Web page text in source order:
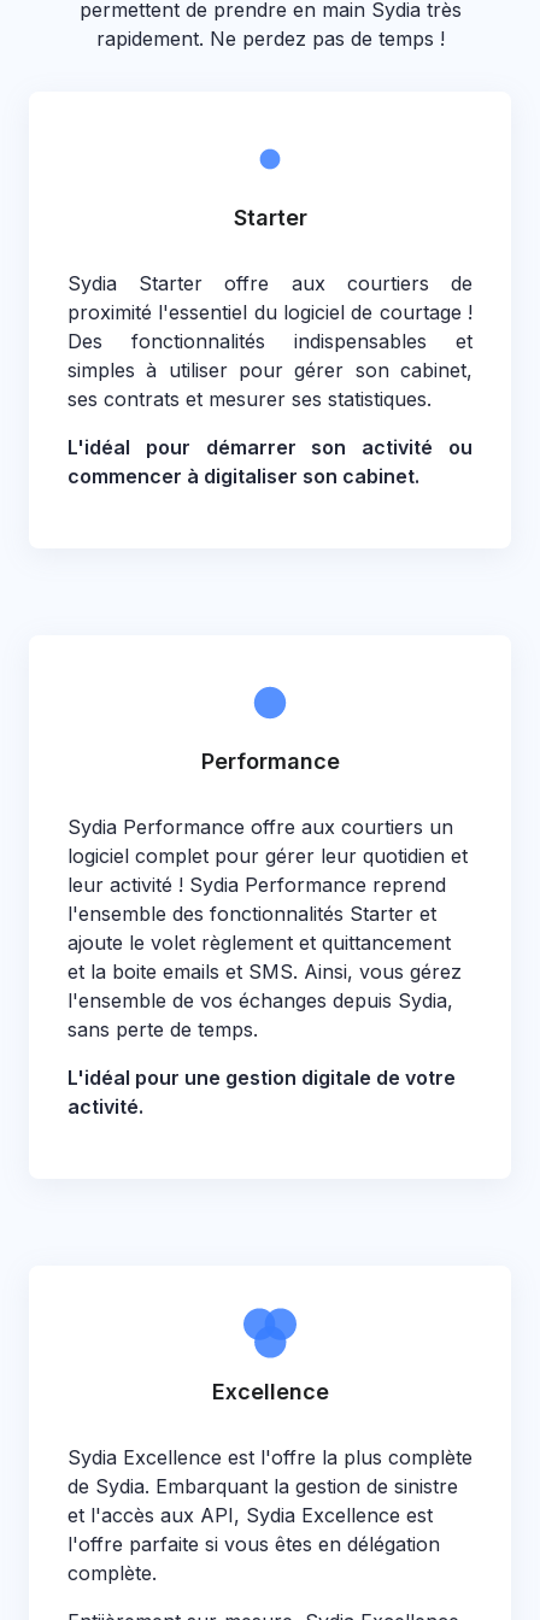
permettent de prendre en main Sydia très
rapidement. Ne perdez pas de temps !
Starter
Sydia Starter offre aux courtiers de
proximité l'essentiel du logiciel de courtage !
Des fonctionnalités indispensables et
simples à utiliser pour gérer son cabinet,
ses contrats et mesurer ses statistiques.
L'idéal pour démarrer son activité ou
commencer à digitaliser son cabinet.
Performance
Sydia Performance offre aux courtiers un
logiciel complet pour gérer leur quotidien et
leur activité ! Sydia Performance reprend
l'ensemble des fonctionnalités Starter et
ajoute le volet règlement et quittancement
et la boite emails et SMS. Ainsi, vous gérez
l'ensemble de vos échanges depuis Sydia,
sans perte de temps.
L'idéal pour une gestion digitale de votre
activité.
Excellence
Sydia Excellence est l'offre la plus complète
de Sydia. Embarquant la gestion de sinistre
et l'accès aux API, Sydia Excellence est
l'offre parfaite si vous êtes en délégation
complète.